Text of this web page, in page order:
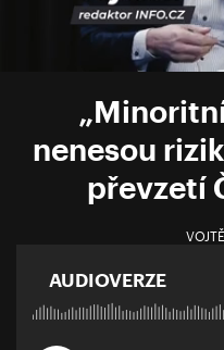
nenesou
převzetí
AUDIOVERZE